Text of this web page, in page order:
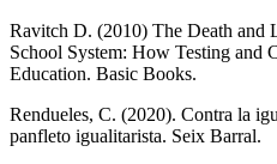
Ravitch D. (2010) The Death and
School System: How Testing and
Education. Basic Books.
Rendueles, C. (2020). Contra la
panfleto igualitarista. Seix Barral.